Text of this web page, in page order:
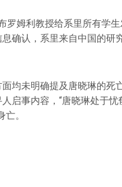
姆利教授给系里所有学生
确认，系里来自中国的研
均未明确提及唐晓琳的死
启事内容，“唐晓琳处于
。